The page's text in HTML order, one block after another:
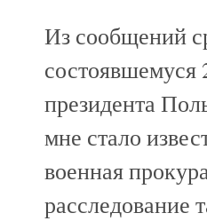
Из сообщений
состоявшемуся
президента
мне стало
военная
расследование